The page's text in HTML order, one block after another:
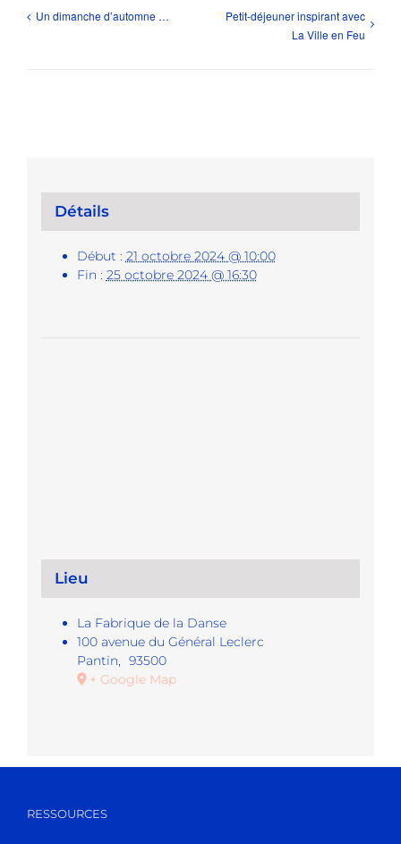
Un dimanche d’automne …
Petit-déjeuner inspirant avec
La Ville en Feu
Détails
Début : 21 octobre 2024 @ 10:00
Fin : 25 octobre 2024 @ 16:30
Lieu
La Fabrique de la Danse
100 avenue du Général Leclerc
Pantin, 93500
+ Google Map
RESSOURCES